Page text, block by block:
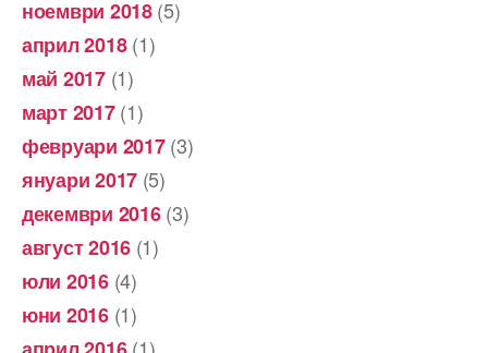
ноември 2018(5)
април 2018(1)
май 2017(1)
март 2017(1)
февруари 2017(3)
януари 2017 (5)
декември 2016(3)
август 2016 (1)
юли 2016(4)
юни 2016(1)